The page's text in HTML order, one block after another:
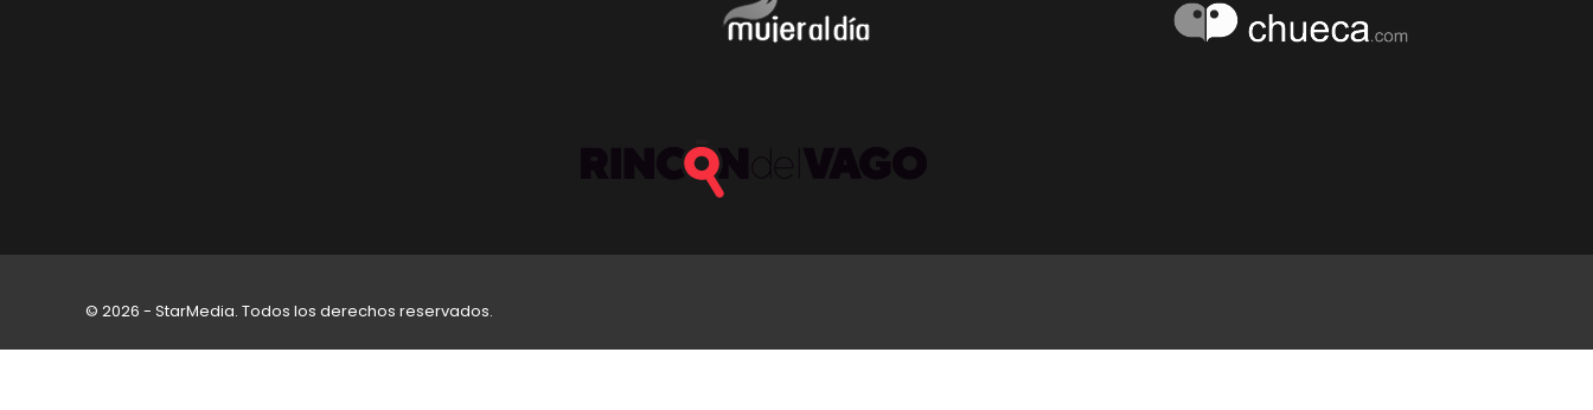
© 2026 - StarMedia. Todos los derechos reservados.